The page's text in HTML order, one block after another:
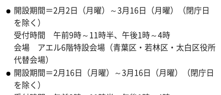
開設期間＝2月2日（月曜）～3月16日（月曜）（閉庁日
を除く）
受付時間 午前9時～11時半、午後1時～4時
会場 アエル6階特設会場（青葉区・若林区・太白区役所
代替会場）
開設期間＝2月16日（月曜）～3月16日（月曜）（閉庁日
を除く）